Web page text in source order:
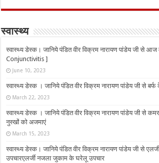
स्वास्थ्य
स्वास्थ्य डेस्क। जानिये पंडित वीर विक्रम नारायण पांडेय जी से
Conjunctivitis ]
June 10, 2023
स्वास्थ्य डेस्क । जानिये पंडित वीर विक्रम नारायण पांडेय जी से
March 22, 2023
स्वास्थ्य डेस्क । जानिये पंडित वीर विक्रम नारायण पांडेय जी से
नुस्‍खों को अजमाएं
March 15, 2023
स्वास्थ्य डेस्क। जानिये पंडित वीर विक्रम नारायण पांडेय जी से
उपचारएलर्जी नजला जुकाम के घरेलू उपचार